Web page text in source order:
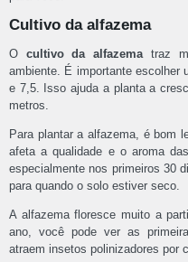
Cultivo da alfazema
O cultivo da alfazema traz
ambiente. É importante escolher
e 7,5. Isso ajuda a planta a
metros.
Para plantar a alfazema, é bom
afeta a qualidade e o aroma
especialmente nos primeiros 30
para quando o solo estiver seco.
A alfazema floresce muito a
ano, você pode ver as
atraem insetos polinizadores por